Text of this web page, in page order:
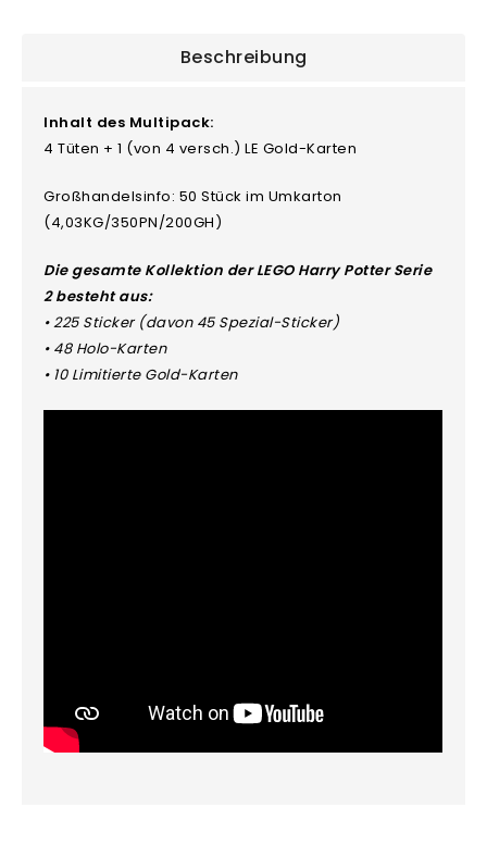
Beschreibung
Inhalt des Multipack:
4 Tüten + 1 (von 4 versch.) LE Gold-Karten
Großhandelsinfo: 50 Stück im Umkarton
(4,03KG/350PN/200GH)
Die gesamte Kollektion der LEGO Harry Potter Serie
2 besteht aus:
• 225 Sticker (davon 45 Spezial-Sticker)
• 48 Holo-Karten
• 10 Limitierte Gold-Karten